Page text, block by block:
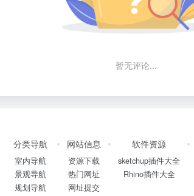
暂无评论...
分类导航
室内导航
景观导航
规划导航
网站信息
资源下载
热门网址
网址提交
软件资源
sketchup插件大全
Rhino插件大全